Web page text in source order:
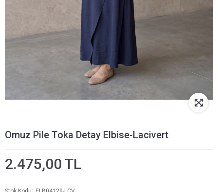
Omuz Pile Toka Detay Elbise-Lacivert
2.475,00 TL